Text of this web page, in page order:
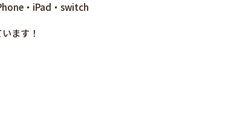
・iPad・switch
ます！